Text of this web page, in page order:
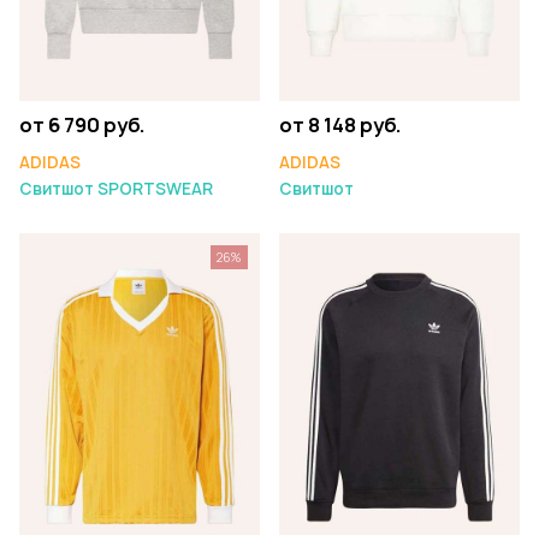
от 6 790 руб.
ADIDAS
Свитшот SPORTSWEAR
от 8 148 руб.
ADIDAS
Свитшот
26%